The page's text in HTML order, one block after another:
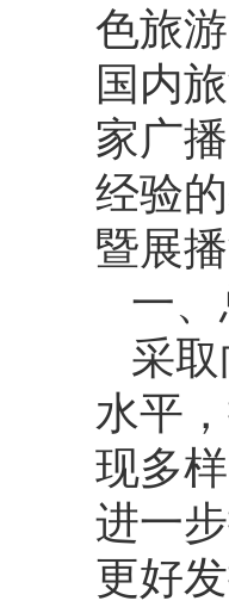
色旅
国内
家广
经验
暨展
一
采
水平
现多
进一
更好